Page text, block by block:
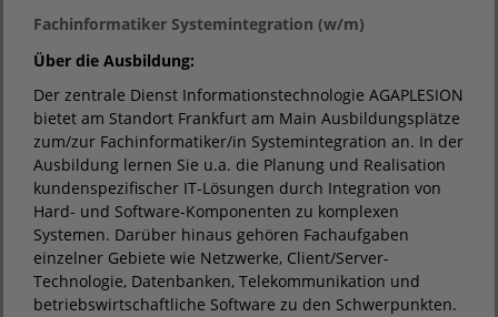
Fachinformatiker Systemintegration (w/m)
Über die Ausbildung:
Der zentrale Dienst Informationstechnologie AGAPLESION
bietet am Standort Frankfurt am Main Ausbildungsplätze
zum/zur Fachinformatiker/in Systemintegration an. In der
Ausbildung lernen Sie u.a. die Planung und Realisation
kundenspezifischer IT-Lösungen durch Integration von
Hard- und Software-Komponenten zu komplexen
Systemen. Darüber hinaus gehören Fachaufgaben
einzelner Gebiete wie Netzwerke, Client/Server-
Technologie, Datenbanken, Telekommunikation und
betriebswirtschaftliche Software zu den Schwerpunkten.